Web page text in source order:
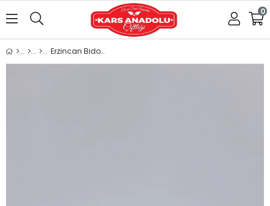
0
Erzincan Bidon Koyun Keçi Tulumu 1 KĞ